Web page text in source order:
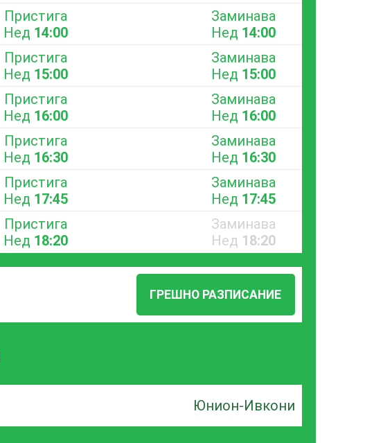
Пристига
Нед 14:00
Заминава
Нед 14:00
Пристига
Нед 15:00
Заминава
Нед 15:00
Пристига
Нед 16:00
Заминава
Нед 16:00
Пристига
Нед 16:30
Заминава
Нед 16:30
Пристига
Нед 17:45
Заминава
Нед 17:45
Пристига
Нед 18:20
Заминава
Нед 18:20
ГРЕШНО РАЗПИСАНИЕ
Юнион-Ивкони